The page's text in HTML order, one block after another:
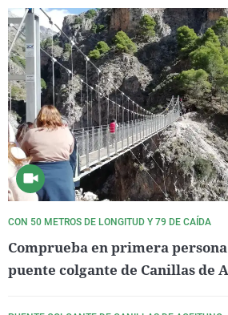
CON 50 METROS DE LONGITUD Y 79 DE CAÍDA
Comprueba en primera
puente colgante de Canillas de